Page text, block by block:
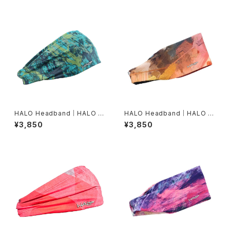
HALO Headband｜HALO バ
ンディット JP（Movas）
¥3,850
HALO Headband｜HALO バ
ンディット JP（Air modern oi
l）
¥3,850